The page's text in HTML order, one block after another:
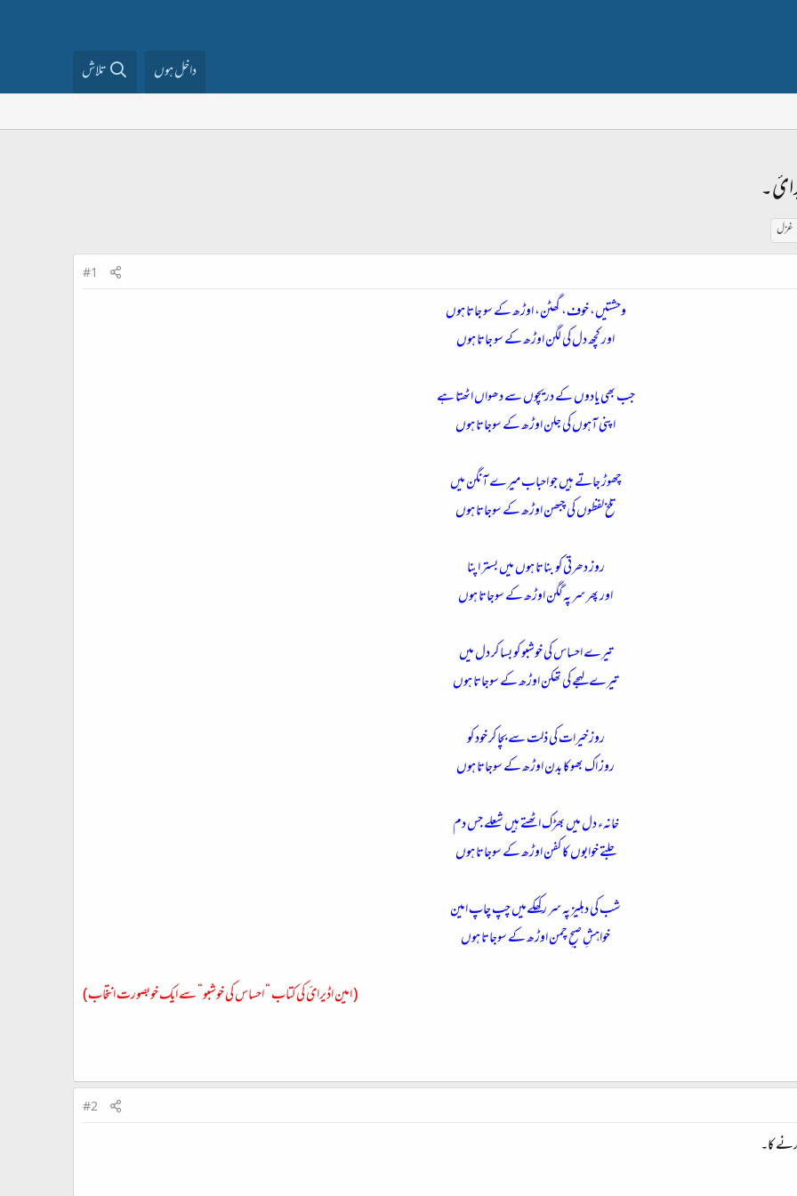
داخل ہوں تلاش
غزل
#1
وحشتیں، خوف، گھٹن، اوڑھ کے سو جاتا ہوں
اور کچھ دل کی لگن اوڑھ کے سو جاتا ہوں
جب بھی یادوں کے دریچوں سے دھواں اٹھتا ہے
اپنی آہوں کی جلن اوڑھ کے سوجاتا ہوں
چھوڑ جاتے ہیں جو احباب میرے آنگن میں
تلخ لفظوں کی چبھن اوڑھ کے سوجاتا ہوں
روز دھرتی کو بناتا ہوں میں بستر اپنا
اور پھر سر پہ گگن اوڑھ کے سوجاتا ہوں
تیرے احساس کی خوشبو کو بسا کر دل میں
تیرے لہجے کی تھکن اوڑھ کے سوجاتا ہوں
روز خیرات کی ذلت سے بچا کر خود کو
روز اک بھوکا بدن اوڑھ کے سوجاتا ہوں
خانہء دل میں بھڑک اٹھتے ہیں شعلے جس دم
جلتے خوابوں کا کفن اوڑھ کے سوجاتا ہوں
شب کی دہلیز پہ سر رکھکےمیں چپ چاپ امین
خواہشِ صبحِ چمن اوڑھ کے سوجاتا ہوں
( امین اڈیرائ کی کتاب “ احساس کی خوشبو“ سے ایک خوبصورت انتخاب )​
#2
کا۔